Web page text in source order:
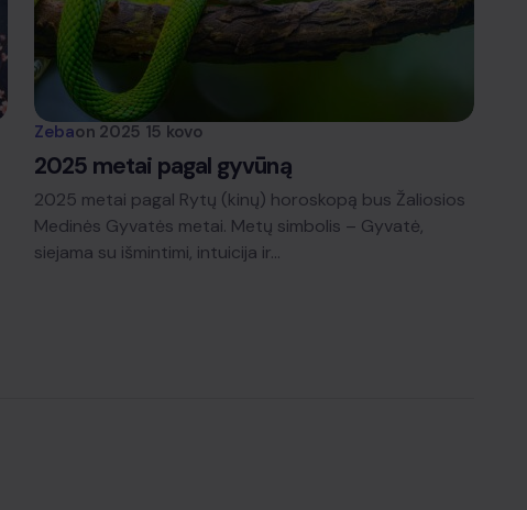
Zebaon 2025 15 kovo
2025 metai pagal gyvūną
2025 metai pagal Rytų (kinų) horoskopą bus Žaliosios
Medinės Gyvatės metai. Metų simbolis – Gyvatė,
siejama su išmintimi, intuicija ir…